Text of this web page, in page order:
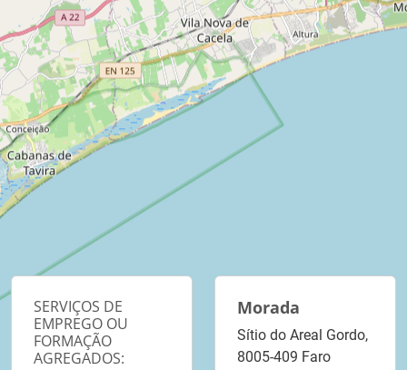
SERVIÇOS DE
EMPREGO OU
FORMAÇÃO
AGREGADOS:
Morada
Sítio do Areal Gordo,
8005-409 Faro